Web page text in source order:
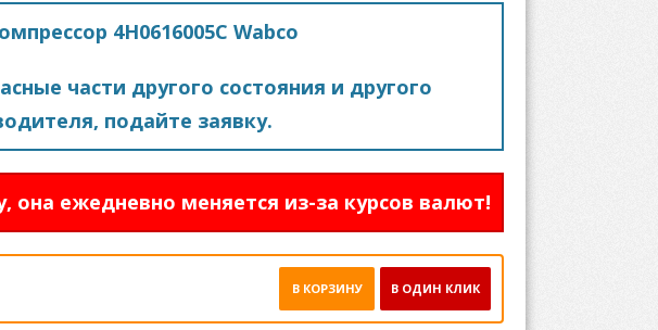
4H0616005C Wabco
части другого состояния и другого
подайте заявку.
она ежедневно меняется из-за курсов валют!
В ОДИН КЛИК
В КОРЗИНУ